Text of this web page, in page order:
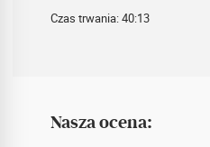
Czas trwania: 40:13
Nasza ocena: